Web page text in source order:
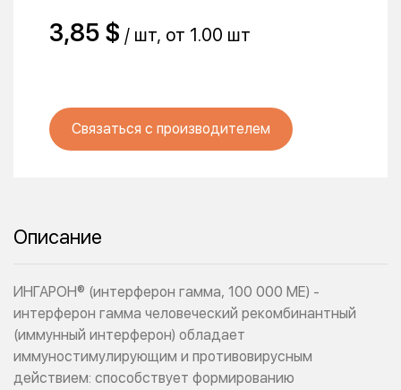
3,85 $ / шт, от 1.00 шт
Связаться с производителем
Описание
ИНГАРОН® (интерферон гамма, 100 000 МЕ) -
интерферон гамма человеческий рекомбинантный
(иммунный интерферон) обладает
иммуностимулирующим и противовирусным
действием: способствует формированию